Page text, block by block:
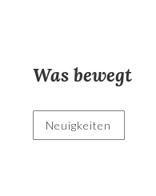
Was bewegt
Neuigkeiten